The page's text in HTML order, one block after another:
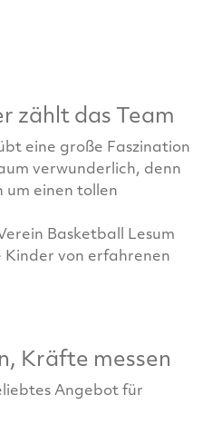
zählt das Team
eine große Faszination
verwunderlich, denn
um einen tollen
Basketball Lesum
Kinder von erfahrenen
Kräfte messen
Angebot für